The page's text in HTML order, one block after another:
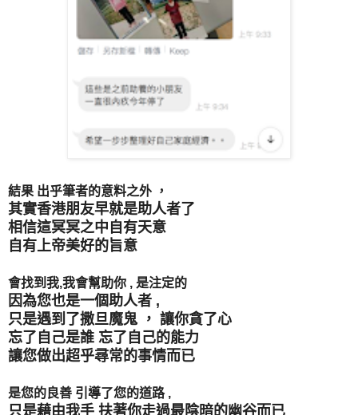
結果 出乎筆者的意料之外 ，
其實香港朋友早就是助人者了
相信這冥冥之中自有天意
自有上帝美好的旨意
會找到我,我會幫助你 , 是注定的
因為您也是一個助人者 ,
只是遇到了撒旦魔鬼 ， 讓你貪了心
忘了自己是誰 忘了自己的能力
讓您做出超乎尋常的事情而已
是您的良善 引導了您的道路 ,
只是藉由我手 扶著你走過最陰暗的幽谷而已